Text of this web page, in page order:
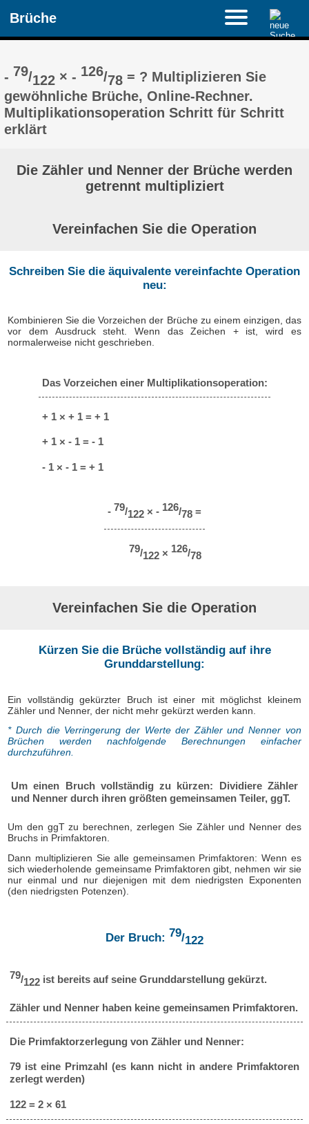
Brüche
- 79/122 × - 126/78 = ? Multiplizieren Sie
gewöhnliche Brüche, Online-Rechner.
Multiplikationsoperation Schritt für Schritt
erklärt
Die Zähler und Nenner der Brüche werden
getrennt multipliziert
Vereinfachen Sie die Operation
Schreiben Sie die äquivalente vereinfachte Operation
neu:
Kombinieren Sie die Vorzeichen der Brüche zu einem einzigen, das
vor dem Ausdruck steht. Wenn das Zeichen + ist, wird es
normalerweise nicht geschrieben.
Das Vorzeichen einer Multiplikationsoperation:
+ 1 × + 1 = + 1
+ 1 × - 1 = - 1
- 1 × - 1 = + 1
- 79/122 × - 126/78 =
79/122 × 126/78
Vereinfachen Sie die Operation
Kürzen Sie die Brüche vollständig auf ihre
Grunddarstellung:
Ein vollständig gekürzter Bruch ist einer mit möglichst kleinem
Zähler und Nenner, der nicht mehr gekürzt werden kann.
* Durch die Verringerung der Werte der Zähler und Nenner von
Brüchen werden nachfolgende Berechnungen einfacher
durchzuführen.
Um einen Bruch vollständig zu kürzen: Dividiere Zähler
und Nenner durch ihren größten gemeinsamen Teiler, ggT.
Um den ggT zu berechnen, zerlegen Sie Zähler und Nenner des
Bruchs in Primfaktoren.
Dann multiplizieren Sie alle gemeinsamen Primfaktoren: Wenn es
sich wiederholende gemeinsame Primfaktoren gibt, nehmen wir sie
nur einmal und nur diejenigen mit dem niedrigsten Exponenten
(den niedrigsten Potenzen).
Der Bruch: 79/122
79/122ist bereits auf seine Grunddarstellung gekürzt.
Zähler und Nenner haben keine gemeinsamen Primfaktoren.
Die Primfaktorzerlegung von Zähler und Nenner:
79 ist eine Primzahl (es kann nicht in andere Primfaktoren
zerlegt werden)
122 = 2 × 61